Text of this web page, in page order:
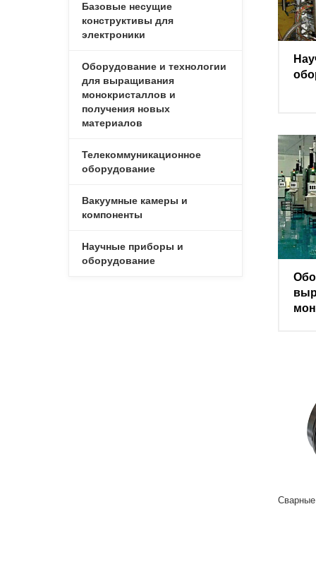
Базовые несущие
конструктивы для
электроники
Оборудование и технологии
для выращивания
монокристаллов и
получения новых
материалов
Телекоммуникационное
оборудование
Вакуумные камеры и
компоненты
Научные приборы и
оборудование